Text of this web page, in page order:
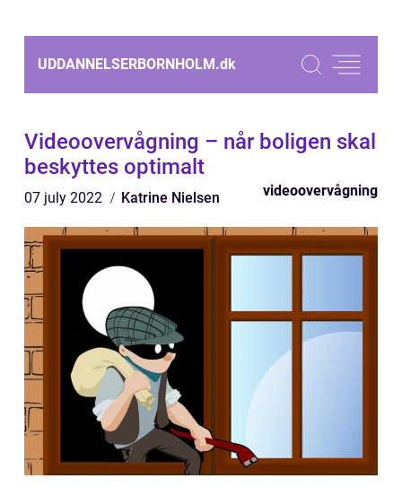
UDDANNELSERBORNHOLM.dk
Videoovervågning – når boligen skal
beskyttes optimalt
07 july 2022 Katrine Nielsen videoovervågning